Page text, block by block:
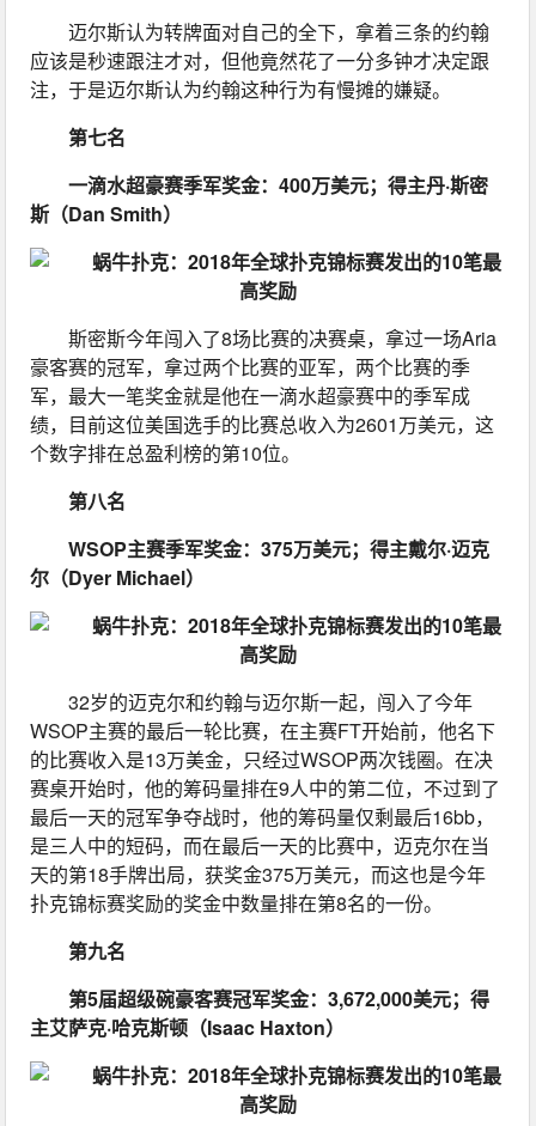
迈尔斯认为转牌面对自己的全下，拿着三条的约翰
应该是秒速跟注才对，但他竟然花了一分多钟才决定跟
注，于是迈尔斯认为约翰这种行为有慢摊的嫌疑。
第七名
一滴水超豪赛季军奖金：400万美元；得主丹·斯密
斯（Dan Smith）
斯密斯今年闯入了8场比赛的决赛桌，拿过一场Aria
豪客赛的冠军，拿过两个比赛的亚军，两个比赛的季
军，最大一笔奖金就是他在一滴水超豪赛中的季军成
绩，目前这位美国选手的比赛总收入为2601万美元，这
个数字排在总盈利榜的第10位。
第八名
WSOP主赛季军奖金：375万美元；得主戴尔·迈克
尔（Dyer Michael）
32岁的迈克尔和约翰与迈尔斯一起，闯入了今年
WSOP主赛的最后一轮比赛，在主赛FT开始前，他名下
的比赛收入是13万美金，只经过WSOP两次钱圈。在决
赛桌开始时，他的筹码量排在9人中的第二位，不过到了
最后一天的冠军争夺战时，他的筹码量仅剩最后16bb，
是三人中的短码，而在最后一天的比赛中，迈克尔在当
天的第18手牌出局，获奖金375万美元，而这也是今年
扑克锦标赛奖励的奖金中数量排在第8名的一份。
第九名
第5届超级碗豪客赛冠军奖金：3,672,000美元；得
主艾萨克·哈克斯顿（Isaac Haxton）